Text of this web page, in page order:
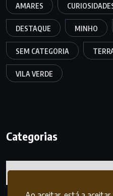
AMARES
DESTAQUE MINHO
SEM CATEGORIA
VILA VERDE
Categorias